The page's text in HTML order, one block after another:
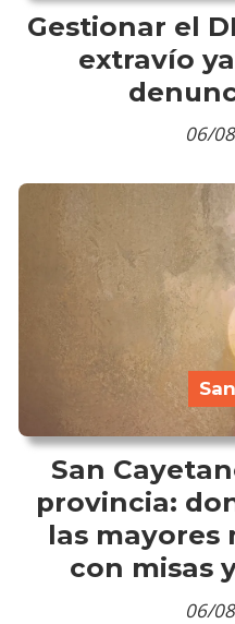
Gestionar el
extravío
06/
San
provincia:
las mayores
con misas
06/